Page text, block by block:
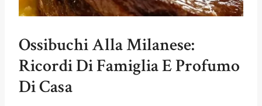
Ossibuchi Alla Milanese:
Ricordi Di Famiglia E Profumo
Di Casa